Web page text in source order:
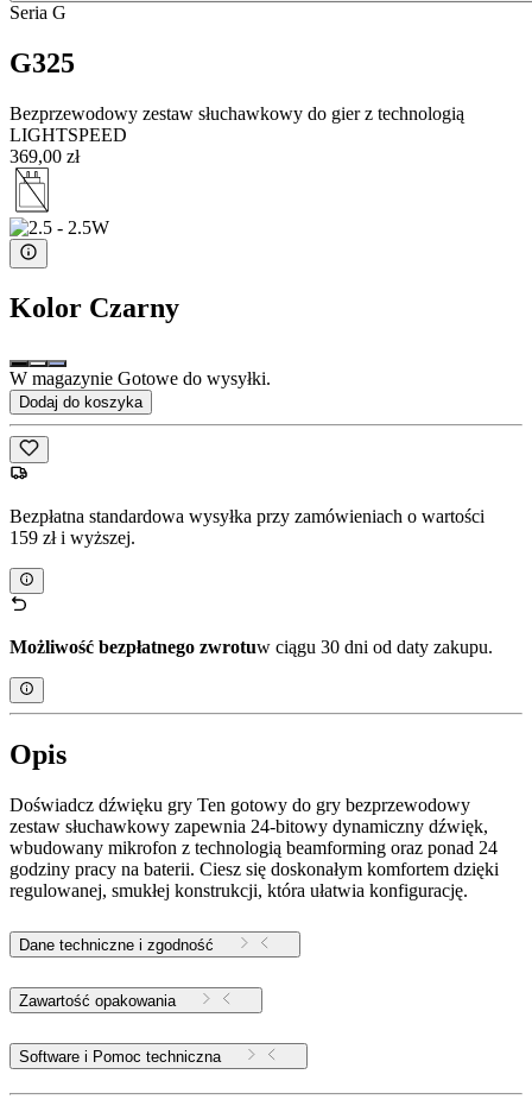
Seria G
G325
Bezprzewodowy zestaw słuchawkowy do gier z technologią
LIGHTSPEED
369,00 zł
Kolor Czarny
W magazynie Gotowe do wysyłki.
Dodaj do koszyka
Bezpłatna standardowa wysyłka przy zamówieniach o wartości
159 zł i wyższej.
Możliwość bezpłatnego zwrotuw ciągu 30 dni od daty zakupu.
Opis
Doświadcz dźwięku gry Ten gotowy do gry bezprzewodowy
zestaw słuchawkowy zapewnia 24-bitowy dynamiczny dźwięk,
wbudowany mikrofon z technologią beamforming oraz ponad 24
godziny pracy na baterii. Ciesz się doskonałym komfortem dzięki
regulowanej, smukłej konstrukcji, która ułatwia konfigurację.
Dane techniczne i zgodność
Zawartość opakowania
Software i Pomoc techniczna